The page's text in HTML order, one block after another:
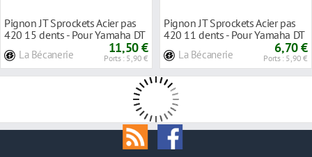
Pignon JT Sprockets Acier pas
420 15 dents - Pour Yamaha DT
La Bécanerie 11,50 €
Ports : 5,90 €
Pignon JT Sprockets Acier pas
420 11 dents - Pour Yamaha DT
La Bécanerie 6,70 €
Ports : 5,90 €